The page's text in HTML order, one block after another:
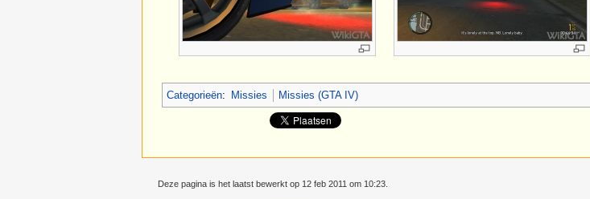
Categorieën: Missies Missies (GTA IV)
Deze pagina is het laatst bewerkt op 12 feb 2011 om 10:23.